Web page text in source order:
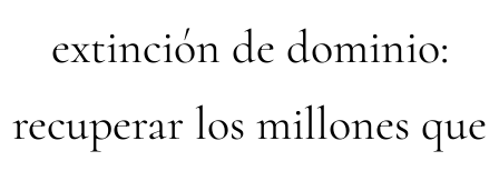
extinción de dominio:
recuperar los millones que